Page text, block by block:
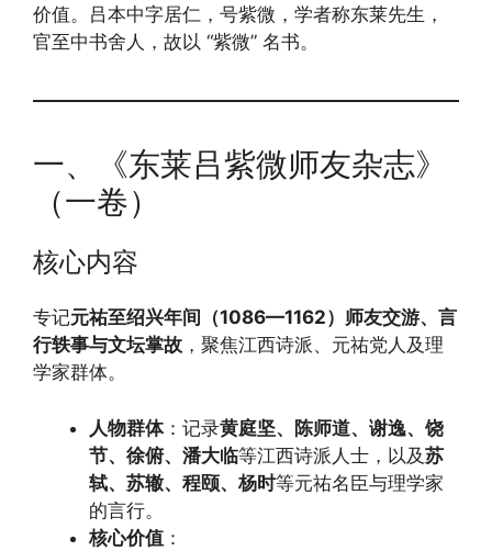
价值。吕本中字居仁，号紫微，学者称东莱先生，
官至中书舍人，故以 “紫微” 名书。
一、《东莱吕紫微师友杂志》
（一卷）
核心内容
专记元祐至绍兴年间（1086—1162）师友交游、言
行轶事与文坛掌故 ，聚焦江西诗派、元祐党人及理
学家群体。
人物群体：记录黄庭坚、陈师道、谢逸、饶
节、徐俯、潘大临等江西诗派人士，以及苏
轼、苏辙、程颐、杨时等元祐名臣与理学家
的言行。
核心价值 ：